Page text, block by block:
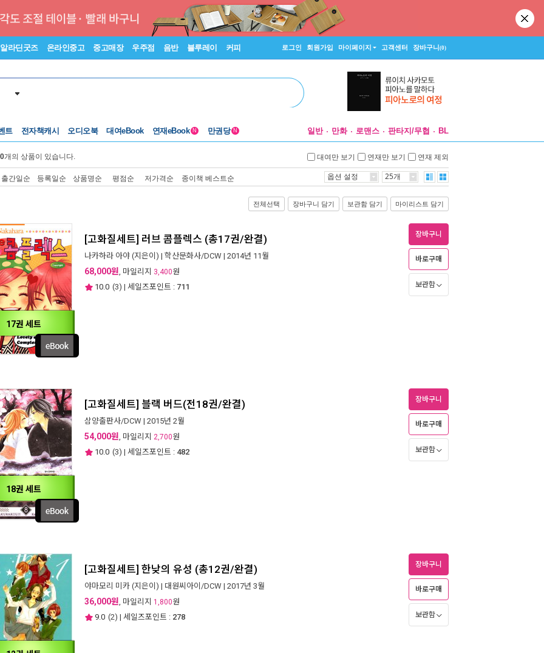
알라딘굿즈 온라인중고 중고매장 우주점 음반 블루레이 커피 로그인 회원가입 마이페이지 고객센터 장바구니(0)
트 전자책캐시 오디오북 대여eBook 연재eBook N 만권당 N 일반 만화 로맨스 판타지/무협 BL
개의 상품이 있습니다. 대여만 보기 연재만 보기 연재 제외
출간일순 등록일순 상품명순 평점순 저가격순 종이책 베스트순 옵션 설정 25개
전체선택 장바구니 담기 보관함 담기 마이리스트 담기
17권 세트
[고화질세트] 러브 콤플렉스 (총17권/완결)
나카하라 아야 (지은이) | 학산문화사/DCW | 2014년 11월
68,000원, 마일리지 3,400원
10.0 (3) | 세일즈포인트 : 711
장바구니
바로구매
보관함
18권 세트
[고화질세트] 블랙 버드(전18권/완결)
삼양출판사/DCW | 2015년 2월
54,000원, 마일리지 2,700원
10.0 (3) | 세일즈포인트 : 482
장바구니
바로구매
보관함
[고화질세트] 한낮의 유성 (총12권/완결)
야마모리 미카 (지은이) | 대원씨아이/DCW | 2017년 3월
36,000원, 마일리지 1,800원
9.0 (2) | 세일즈포인트 : 278
장바구니
바로구매
보관함